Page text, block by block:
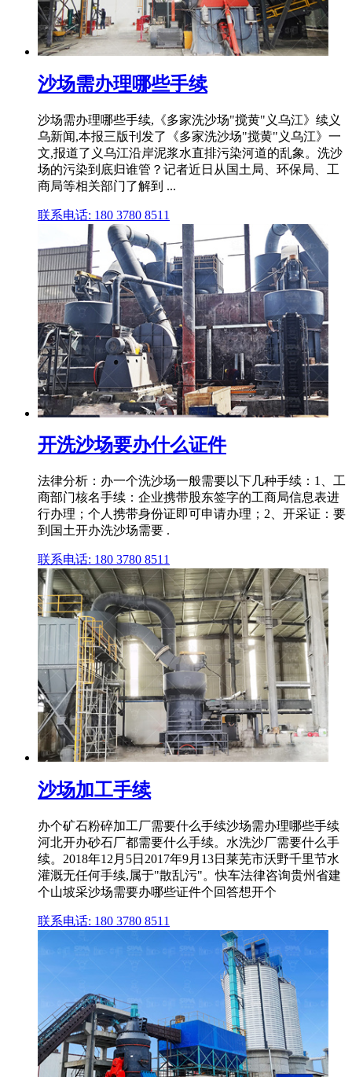
沙场需办理哪些手续
沙场需办理哪些手续,《多家洗沙场"搅黄"义乌江》续义
乌新闻,本报三版刊发了《多家洗沙场"搅黄"义乌江》一
文,报道了义乌江沿岸泥浆水直排污染河道的乱象。洗沙
场的污染到底归谁管？记者近日从国土局、环保局、工
商局等相关部门了解到 ...
联系电话: 180 3780 8511
开洗沙场要办什么证件
法律分析：办一个洗沙场一般需要以下几种手续：1、工
商部门核名手续：企业携带股东签字的工商局信息表进
行办理；个人携带身份证即可申请办理；2、开采证：要
到国土开办洗沙场需要 .
联系电话: 180 3780 8511
沙场加工手续
办个矿石粉碎加工厂需要什么手续沙场需办理哪些手续
河北开办砂石厂都需要什么手续。水洗沙厂需要什么手
续。2018年12月5日2017年9月13日莱芜市沃野千里节水
灌溉无任何手续,属于"散乱污"。快车法律咨询贵州省建
个山坡采沙场需要办哪些证件个回答想开个
联系电话: 180 3780 8511